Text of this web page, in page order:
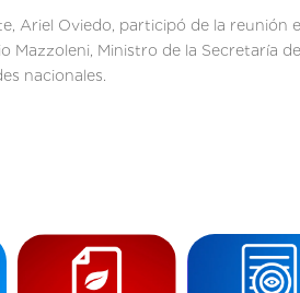
Ariel Oviedo, participó de la
Mazzoleni, Ministro de la Secretaría
nacionales.